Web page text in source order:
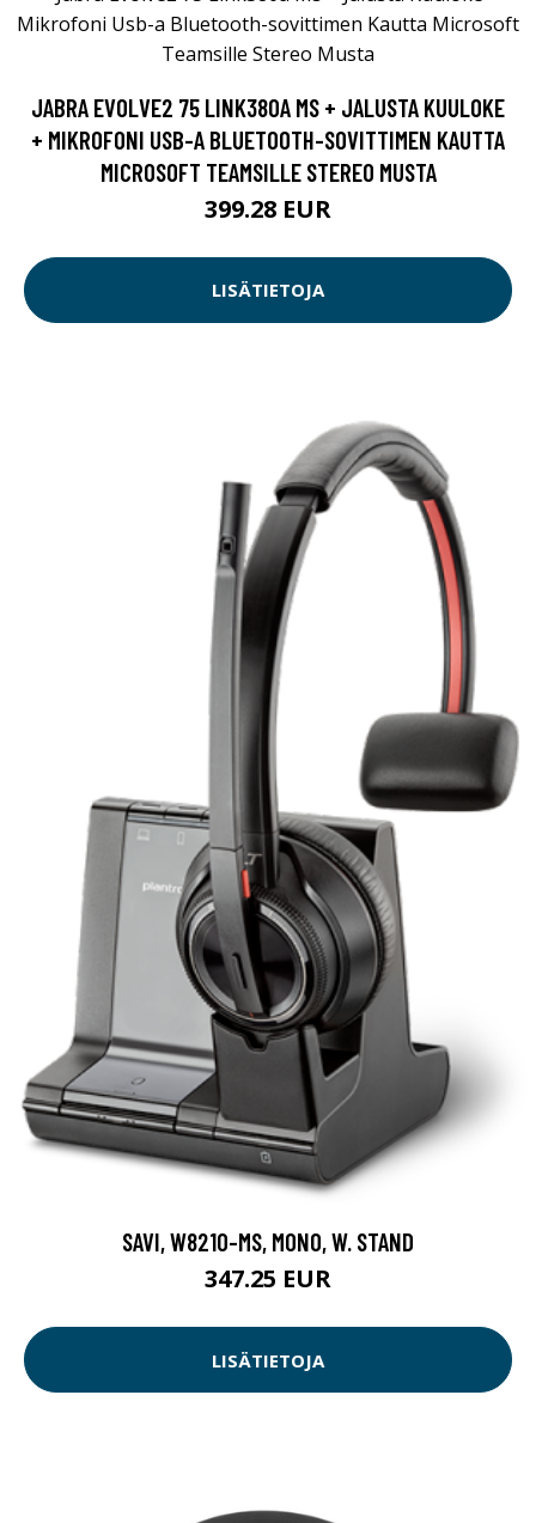
JABRA EVOLVE2 75 LINK380A MS + JALUSTA KUULOKE
+ MIKROFONI USB-A BLUETOOTH-SOVITTIMEN KAUTTA
MICROSOFT TEAMSILLE STEREO MUSTA
399.28 EUR
LISÄTIETOJA
SAVI, W8210-MS, MONO, W. STAND
347.25 EUR
LISÄTIETOJA